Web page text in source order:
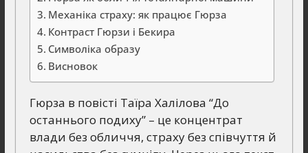
Механіка страху: як працює Гюрза
Контраст Гюрзи і Бекира
Символіка образу
Висновок
Гюрза в повісті Таїра Халілова “До
останнього подиху” – це концентрат
влади без обличчя, страху без співчуття й